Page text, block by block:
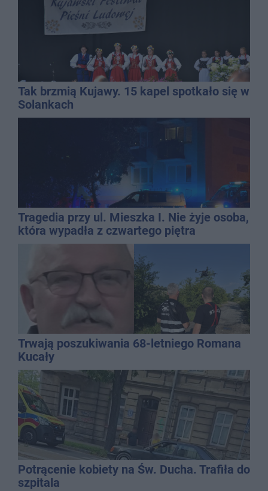
Tak brzmią Kujawy. 15 kapel spotkało się w
Solankach
Tragedia przy ul. Mieszka I. Nie żyje osoba,
która wypadła z czwartego piętra
Trwają poszukiwania 68-letniego Romana
Kucały
Potrącenie kobiety na Św. Ducha. Trafiła do
szpitala